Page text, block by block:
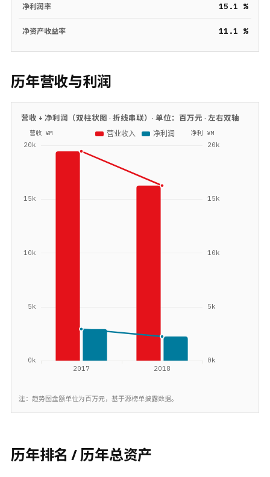
净利润率 15.1 %
净资产收益率 11.1 %
历年营收与利润
营收 + 净利润（双柱状图 · 折线串联）· 单位： 百万元 · 左右双轴
注：趋势图金额单位为百万元，基于源榜单披露数据。
历年排名 / 历年总资产